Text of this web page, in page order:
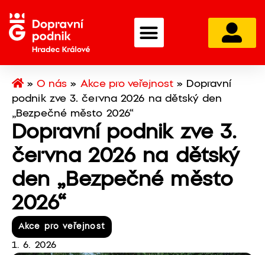
»O nás » Akce pro veřejnost» Dopravní
podnik zve 3. června 2026 na dětský den
„Bezpečné město 2026“
Dopravní podnik zve 3.
června 2026 na dětský
den „Bezpečné město
2026“
Akce pro veřejnost
1. 6. 2026